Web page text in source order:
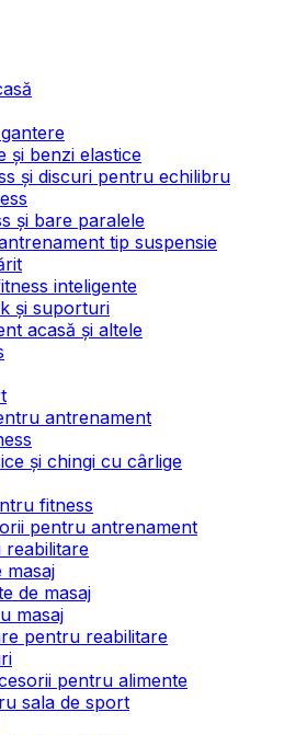
și benzi elastice
și discuri pentru echilibru
și bare paralele
tip suspensie
inteligente
și suporturi
acasă și altele
antrenament
și chingi cu cârlige
fitness
pentru antrenament
masaj
de masaj
masaj
pentru reabilitare
pentru alimente
sala de sport